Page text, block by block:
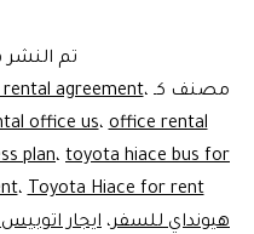
تم النشر
مصنف كـ agreement،
office us،office rental
plan، toyota hiace bus for
،Toyota Hiace for rent
هيونداي للسفر، ايجار